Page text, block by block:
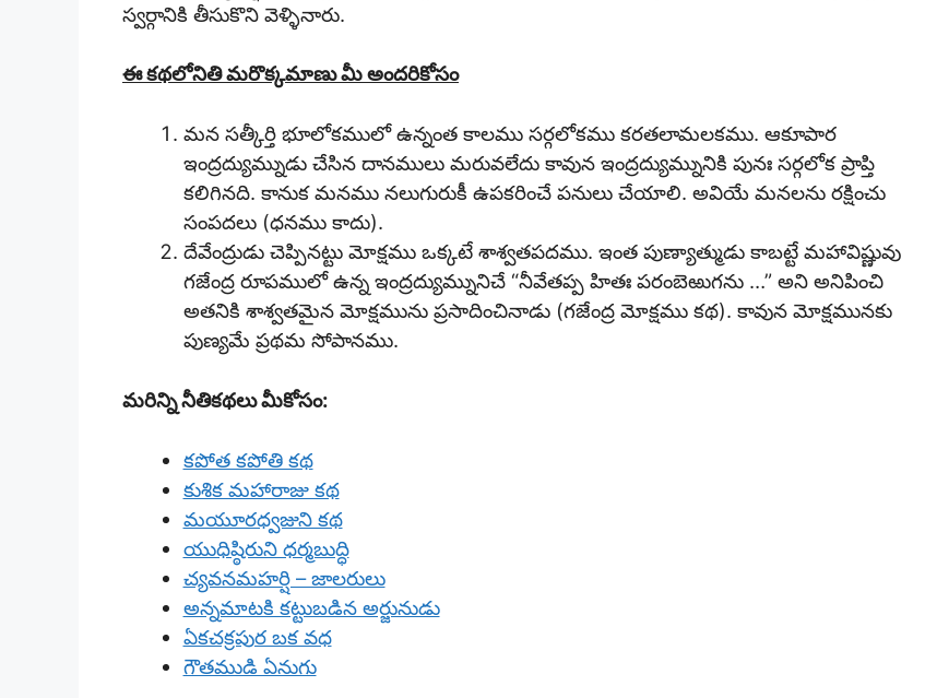
స్వర్గానికి తీసుకొని వెళ్ళినారు.
ఈ కథలోనితి మరొక్కమాణు మీ అందరికోసం
మన సత్కీర్తి భూలోకములో ఉన్నంత కాలము సర్గలోకము కరతలామలకము. ఆకూపార
ఇంద్రద్యుమ్నుడు చేసిన దానములు మరువలేదు కావున ఇంద్రద్యుమ్నునికి పునః సర్గలోక ప్రాప్తి
కలిగినది. కానుక మనము నలుగురుకీ ఉపకరించే పనులు చేయాలి. అవియే మనలను రక్షించు
సంపదలు (ధనము కాదు).
దేవేంద్రుడు చెప్పినట్టు మోక్షము ఒక్కటే శాశ్వతపదము. ఇంత పుణ్యాత్ముడు కాబట్టే మహావిష్ణువు
గజేంద్ర రూపములో ఉన్న ఇంద్రద్యుమ్నునిచే “నీవేతప్ప హితః పరంబెఱుగను …” అని అనిపించి
అతనికి శాశ్వతమైన మోక్షమును ప్రసాదించినాడు (గజేంద్ర మోక్షము కథ). కావున మోక్షమునకు
పుణ్యమే ప్రథమ సోపానము.
మరిన్ని నీతికథలు మీకోసం:
కపోత కపోతి కథ
కుశిక మహారాజు కథ
మయూరధ్వజుని కథ
యుధిష్ఠిరుని ధర్మబుద్ధి
చ్యవనమహర్షి – జాలరులు
అన్నమాటకి కట్టుబడిన అర్జునుడు
ఏకచక్రపుర బక వధ
గౌతముడి ఏనుగు